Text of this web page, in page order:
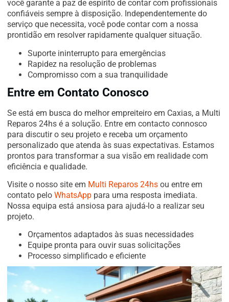
você garante a paz de espírito de contar com profissionais
confiáveis sempre à disposição. Independentemente do
serviço que necessita, você pode contar com a nossa
prontidão em resolver rapidamente qualquer situação.
Suporte ininterrupto para emergências
Rapidez na resolução de problemas
Compromisso com a sua tranquilidade
Entre em Contato Conosco
Se está em busca do melhor empreiteiro em Caxias, a Multi
Reparos 24hs é a solução. Entre em contacto connosco
para discutir o seu projeto e receba um orçamento
personalizado que atenda às suas expectativas. Estamos
prontos para transformar a sua visão em realidade com
eficiência e qualidade.
Visite o nosso site em Multi Reparos 24hs ou entre em
contato pelo WhatsApp para uma resposta imediata.
Nossa equipa está ansiosa para ajudá-lo a realizar seu
projeto.
Orçamentos adaptados às suas necessidades
Equipe pronta para ouvir suas solicitações
Processo simplificado e eficiente